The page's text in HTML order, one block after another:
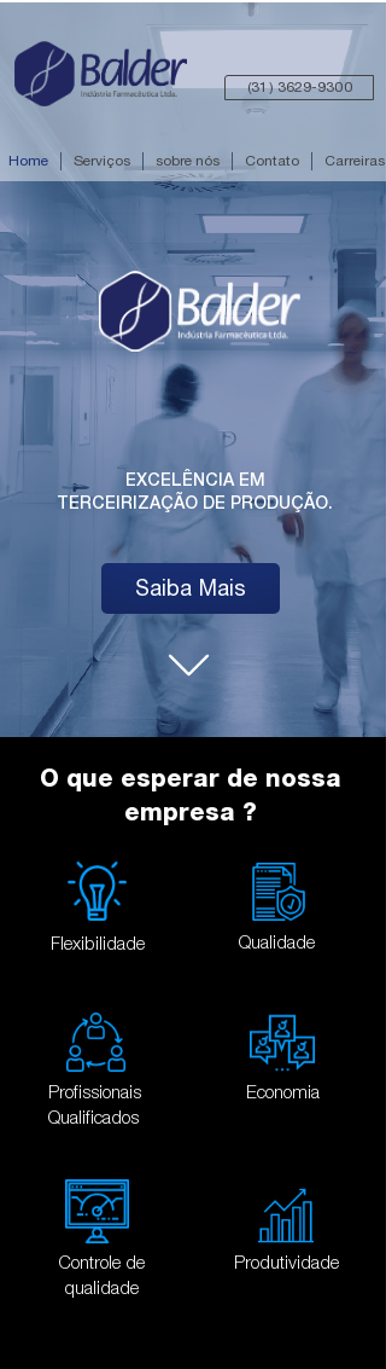
Home Serviços sobre nós Contato Carreiras
(31) 3629-9300
Saiba Mais
EXCELÊNCIA EM
TERCEIRIZAÇÃO DE PRODUÇÃO.
Profissionais
Qualificados
Economia
Controle de
qualidade
Produtividade
Flexibilidade Qualidade
O que esperar de nossa
empresa ?